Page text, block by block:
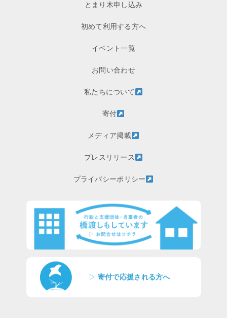
とまり木申し込み
初めて利用する方へ
イベント一覧
お問い合わせ
私たちについて
寄付
メディア掲載
プレスリリース
プライバシーポリシー
▷ 寄付で応援される方へ